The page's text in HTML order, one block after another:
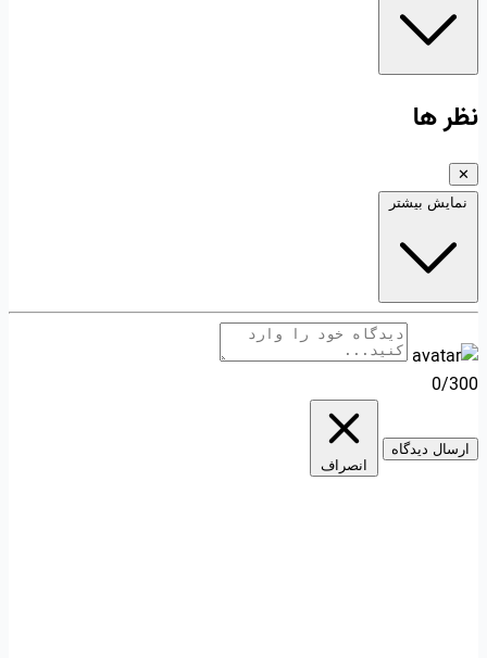
نظر ها
✕
نمایش بیشتر
0/300
ارسال دیدگاه
انصراف